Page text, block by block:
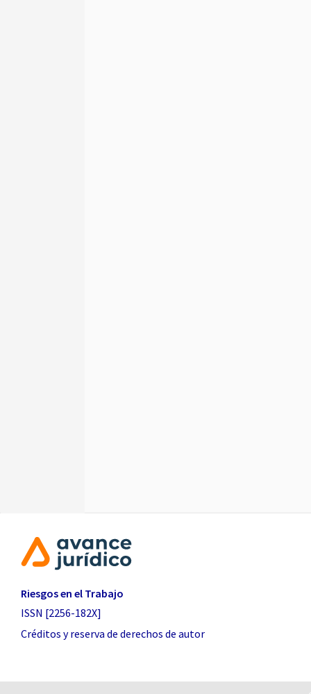
Riesgos en el Trabajo
ISSN [2256-182X]
Créditos y reserva de derechos de autor